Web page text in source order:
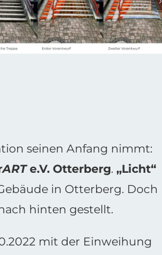
seinen Anfang nimmt:
ARTe.V. Otterberg. „Licht“
in Otterberg. Doch
hinten gestellt.
mit der Einweihung